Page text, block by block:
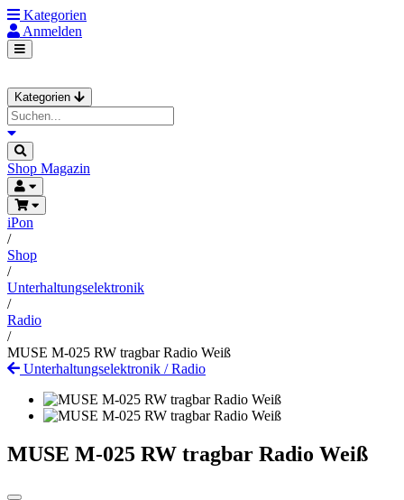
Kategorien
Anmelden
Kategorien
Shop Magazin
iPon
/
Shop
/
Unterhaltungselektronik
/
Radio
/
MUSE M-025 RW tragbar Radio Weiß
Unterhaltungselektronik /Radio
MUSE M-025 RW tragbar Radio Weiß